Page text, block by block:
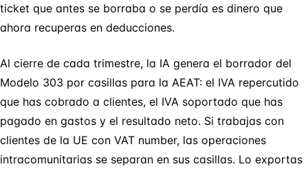
ticket que antes se borraba o se perdía es dinero que
ahora recuperas en deducciones.
Al cierre de cada trimestre, la IA genera el borrador del
Modelo 303 por casillas para la AEAT: el IVA repercutido
que has cobrado a clientes, el IVA soportado que has
pagado en gastos y el resultado neto. Si trabajas con
clientes de la UE con VAT number, las operaciones
intracomunitarias se separan en sus casillas. Lo exportas